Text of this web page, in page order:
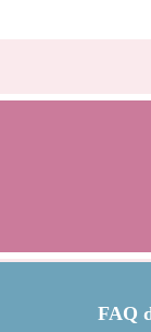
FAQ